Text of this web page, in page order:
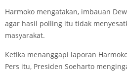
Harmoko mengatakan, imbauan
agar hasil polling itu tidak
masyarakat.
Ketika menanggapi laporan
Pers itu, Presiden Soeharto